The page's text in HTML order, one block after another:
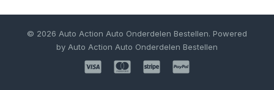
© 2026 Auto Action Auto Onderdelen Bestellen. Powered
by Auto Action Auto Onderdelen Bestellen